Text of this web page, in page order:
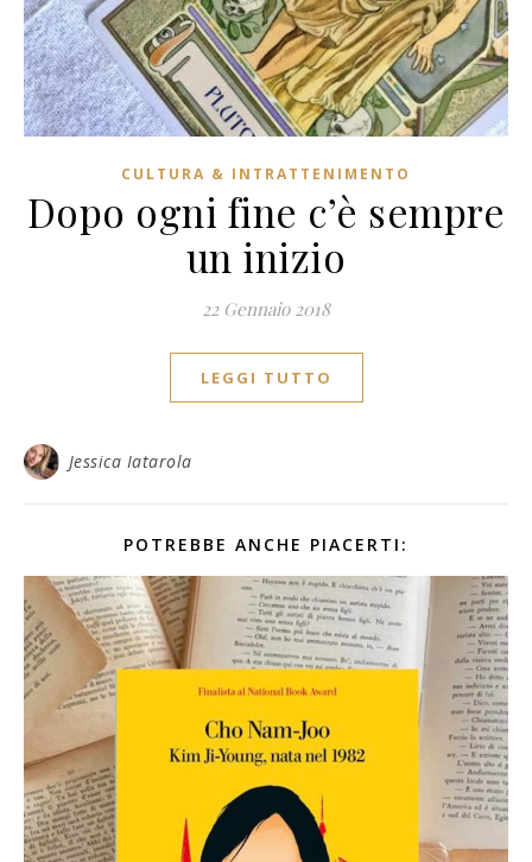
CULTURA & INTRATTENIMENTO
Dopo ogni fine c’è sempre
un inizio
22 Gennaio 2018
LEGGI TUTTO
Jessica Iatarola
POTREBBE ANCHE PIACERTI: